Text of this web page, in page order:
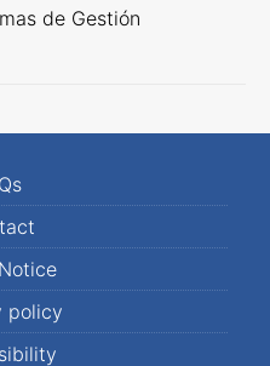
de Gestión
policy